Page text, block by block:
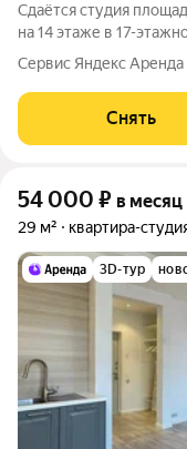
Сдаётся студия
на 14 этаже в 17-
техники есть: Стиральная машина Холодильник
Микроволновка Дом -
подъезде 1 лифт - 0
Сервис Яндекс Аренда
Снять
54 000 ₽ в месяц
29 м² квартира-
3D-тур